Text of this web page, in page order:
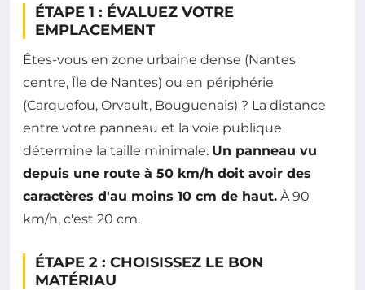
ÉTAPE 1 : ÉVALUEZ VOTRE
EMPLACEMENT
Êtes-vous en zone urbaine dense (Nantes
centre, Île de Nantes) ou en périphérie
(Carquefou, Orvault, Bouguenais) ? La distance
entre votre panneau et la voie publique
détermine la taille minimale. Un panneau vu
depuis une route à 50 km/h doit avoir des
caractères d'au moins 10 cm de haut. À 90
km/h, c'est 20 cm.
ÉTAPE 2 : CHOISISSEZ LE BON
MATÉRIAU